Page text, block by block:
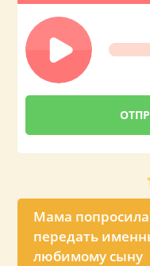
Мама
передать
любимому сыну